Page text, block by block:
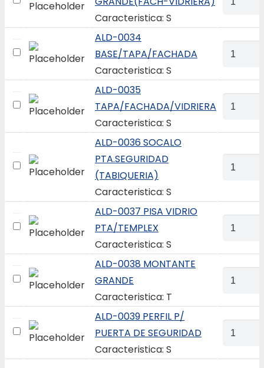
quantity
Caracteristica: S
quantity
ALD-0034
BASE/TAPA/FACHADA
Caracteristica: S
ALD-
BASE/
quantity
ALD-0035
TAPA/FACHADA/VIDRIERA
Caracteristica: S
ALD-
TAPA/
ALD-0036 SOCALO
PTA.SEGURIDAD
(TABIQUERIA)
Caracteristica: S
ALD-
ALD-0037 PISA VIDRIO
PTA/TEMPLEX
Caracteristica: S
ALD-
PISA
VIDRIO
PTA/
quantity
ALD-0038 MONTANTE
GRANDE
Caracteristica: T
ALD-
GRANDE
quantity
ALD-0039 PERFIL P/
PUERTA DE SEGURIDAD
Caracteristica: S
ALD-
PERFIL